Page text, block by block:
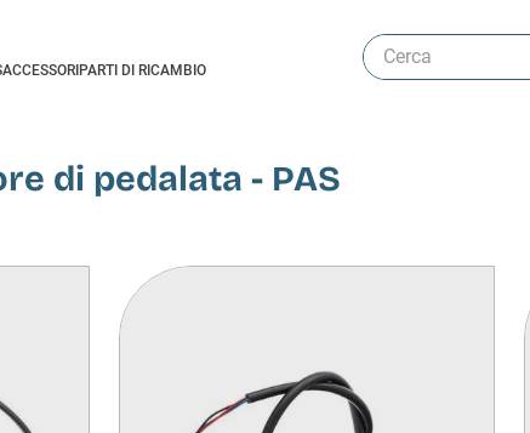
ACCESSORI PARTI DI RICAMBIO
Cerca
di pedalata - PAS